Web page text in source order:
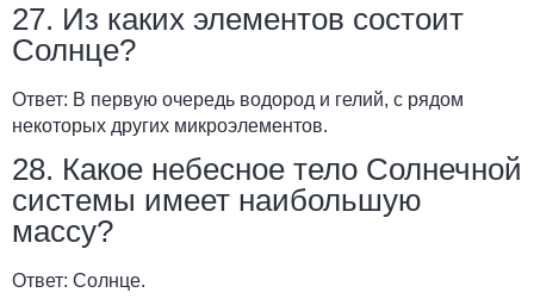
27. Из каких элементов состоит
Солнце?
Ответ: В первую очередь водород и гелий, с рядом
некоторых других микроэлементов.
28. Какое небесное тело Солнечной
системы имеет наибольшую
массу?
Ответ: Солнце.